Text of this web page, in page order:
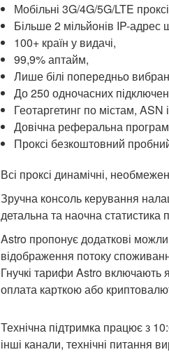
Мобільні 3G/4G/5G/LTE
Більше 2 мільйонів IP-адрес
100+ країн у видачі,
99,9% аптайм,
Лише білі попередньо
До 250 одночасних
Геотаргетинг по містам,
Довічна реферальна
Проксі безкоштовний
Всі проксі динамічні,
Зручна консоль керування
детальна та наочна статистика
Astro пропонує додаткові
відображення потоку
Гнучкі тарифи Astro включають
оплата карткою або
Технічна підтримка працює з
інші канали, технічні питання